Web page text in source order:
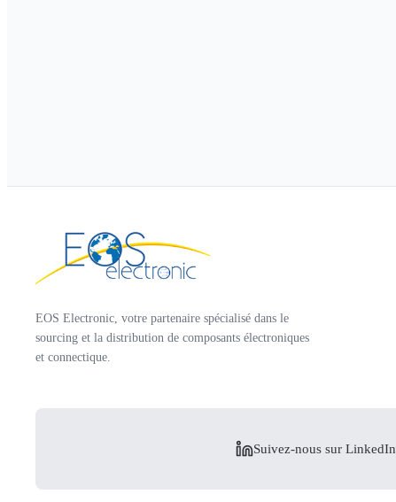
EOS Electronic, votre partenaire spécialisé dans le
sourcing et la distribution de composants électroniques
et connectique.
Suivez-nous sur LinkedIn